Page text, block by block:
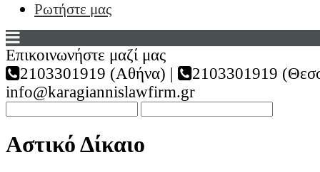
Ρωτήστε μας
Επικοινωνήστε μαζί μας
2103301919 (Αθήνα) |
2103301919
info@karagiannislawfirm.gr
Αστικό Δίκαιο